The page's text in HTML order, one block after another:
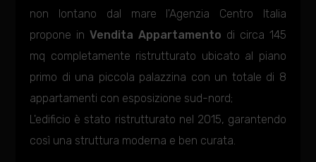
non lontano dal mare l'Agenzia Centro Italia
propone inVendita Appartamento di circa 145
mq completamente ristrutturato ubicato al piano
primo di una piccola palazzina con un totale di 8
appartamenti con esposizione sud-nord;
L'edificio è stato ristrutturato nel 2015, garantendo
così una struttura moderna e ben curata.